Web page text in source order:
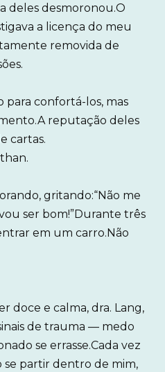
deles desmoronou.O
a licença do meu
removida de
confortá-los, mas
reputação deles
cartas.
gritando:“Não me
ser bom!”Durante três
em um carro.Não
doce e calma, dra. Lang,
de trauma — medo
se errasse.Cada vez
se partir dentro de mim,